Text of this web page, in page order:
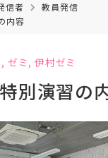
信者
教員発信
内容
, ゼミ ,伊村ゼミ
別演習の